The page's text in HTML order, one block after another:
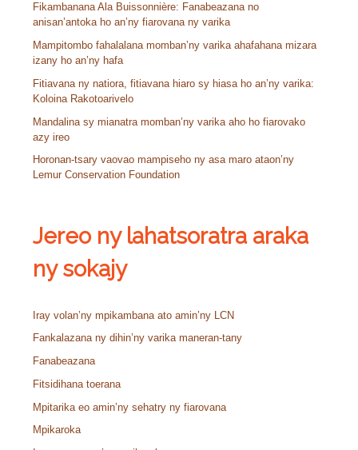
Fikambanana Ala Buissonnière: Fanabeazana no
anisan’antoka ho an’ny fiarovana ny varika
Mampitombo fahalalana momban’ny varika ahafahana mizara
izany ho an’ny hafa
Fitiavana ny natiora, fitiavana hiaro sy hiasa ho an’ny varika:
Koloina Rakotoarivelo
Mandalina sy mianatra momban’ny varika aho ho fiarovako
azy ireo
Horonan-tsary vaovao mampiseho ny asa maro ataon’ny
Lemur Conservation Foundation
Jereo ny lahatsoratra araka
ny sokajy
Iray volan’ny mpikambana ato amin’ny LCN
Fankalazana ny dihin’ny varika maneran-tany
Fanabeazana
Fitsidihana toerana
Mpitarika eo amin’ny sehatry ny fiarovana
Mpikaroka